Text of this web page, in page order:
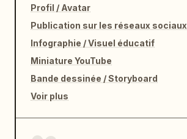
Profil / Avatar
Publication sur les réseaux sociaux
Infographie / Visuel éducatif
Miniature YouTube
Bande dessinée / Storyboard
Voir plus